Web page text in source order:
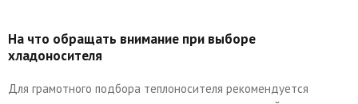
На что обращать внимание при выборе
хладоносителя
Для грамотного подбора теплоносителя рекомендуется